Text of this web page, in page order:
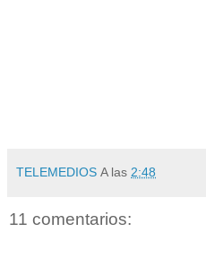
TELEMEDIOS A las 2:48
11 comentarios: